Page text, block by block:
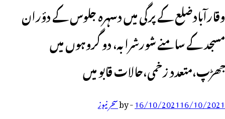
وقارآبادضلع کے پرگی میں دسہرہ جلوس کے دؤران
مسجد کے سامنے شورشرابہ، دو گروہوں میں
جھڑپ،متعدد زخمی،حالات قابو میں
16/10/202116/10/2021
-
byسحر نیوز